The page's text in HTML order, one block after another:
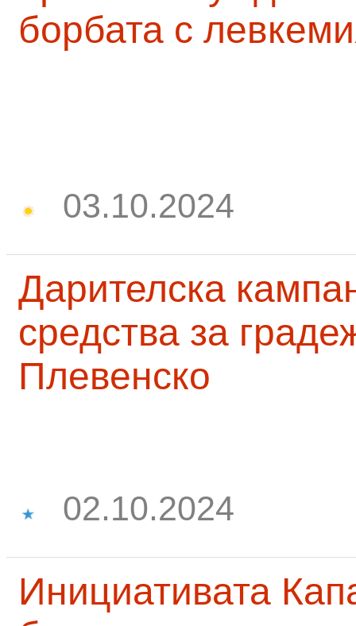
борбата с
03.10.2024
Дарителска
средства за
Плевенско
02.10.2024
Инициативата